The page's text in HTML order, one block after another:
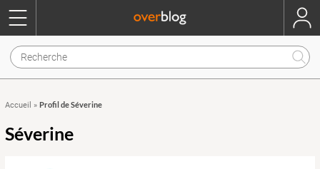
Accueil » Profil de Séverine
Séverine